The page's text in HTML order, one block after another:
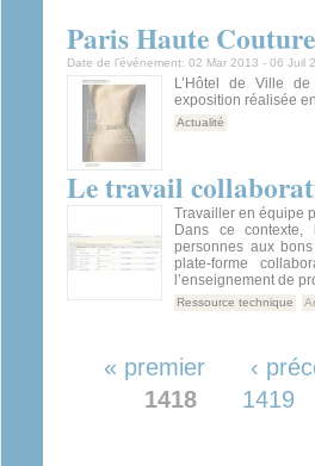
Paris Haute Couture
Date de l’événement: 02 Mar 2013 - 06 Juil
L’Hôtel de Ville
exposition réalisée
Actualité
Le travail
Travailler en équipe
Dans ce contexte,
personnes aux
plate-forme
l’enseignement de
Ressource technique
« premier ‹
1418
1419